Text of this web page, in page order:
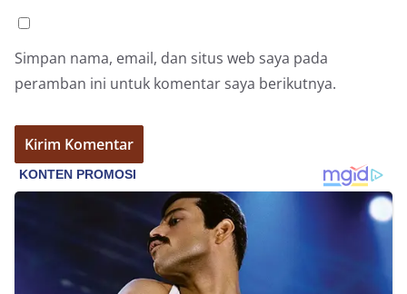
Simpan nama, email, dan situs web saya pada
peramban ini untuk komentar saya berikutnya.